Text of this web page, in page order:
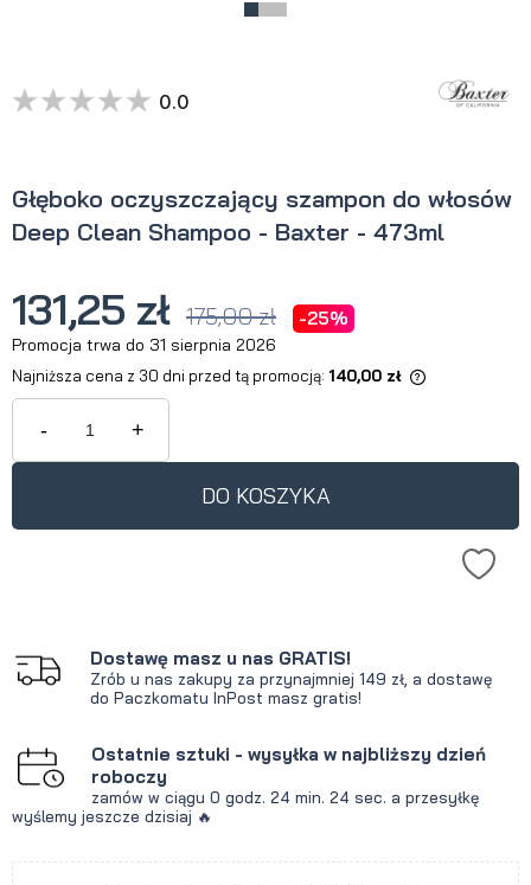
Głęboko oczyszczający szampon do włosów
Deep Clean Shampoo - Baxter - 473ml
0.0
131,25 zł 175,00 zł -25%
Promocja trwa do 31 sierpnia 2026
Najniższa cena z 30 dni przed tą promocją: 140,00 zł
Jeżeli produkt jest sprzedawany
krócej niż 30 dni, wyświetlana jest
produkt pojawił się w sprzedaży.
- +
DO KOSZYKA
Dostawę masz u nas GRATIS!
Zrób u nas zakupy za przynajmniej 149 zł, a dostawę
do Paczkomatu InPost masz gratis!
Ostatnie sztuki - wysyłka w najbliższy dzień
roboczy
zamów w ciągu 0 godz. 24 min. 24 sec. a przesyłkę
wyślemy jeszcze dzisiaj 🔥